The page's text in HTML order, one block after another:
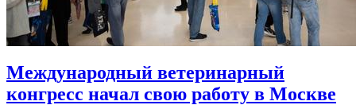
Международный ветеринарный
конгресс начал свою работу в Москве